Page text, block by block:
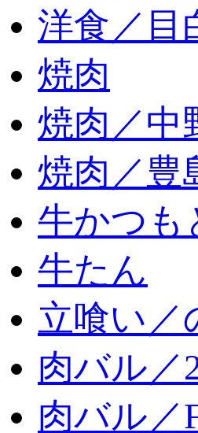
洋食／目
焼肉
焼肉／中
焼肉／豊
牛かつも
牛たん
立喰い／
肉バル／
肉バル／